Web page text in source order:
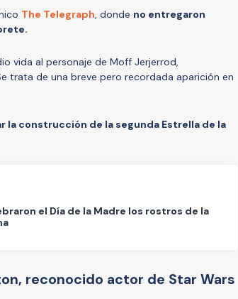
The Telegraph, donde no entregaron
vida al personaje de Moff Jerjerrod,
trata de una breve pero recordada aparición en
la construcción de la segunda Estrella de la
el Día de la Madre los rostros de la
reconocido actor de Star Wars